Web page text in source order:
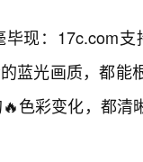
毕现：17c.com
蓝光画质，都
色彩变化，都